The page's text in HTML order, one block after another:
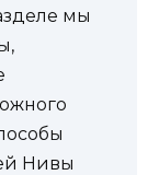
мы
Нивы